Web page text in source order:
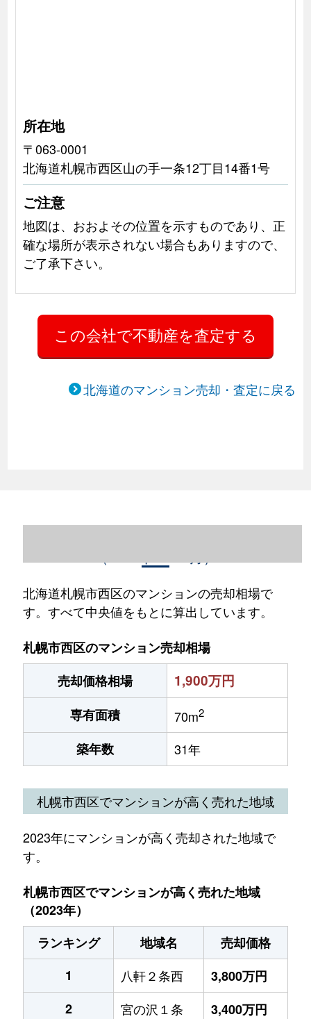
所在地
〒063-0001
北海道札幌市西区山の手一条12丁目14番1号
ご注意
地図は、おおよその位置を示すものであり、正
確な場所が表示されない場合もありますので、
ご了承下さい。
北海道のマンション売却・査定に戻る
北海道札幌市西区のマンションの売却相場で
す。すべて中央値をもとに算出しています。
札幌市西区のマンション売却相場
売却価格相場
1,900万円
専有面積 70m2
築年数 31年
札幌市西区でマンションが高く売れた地域
2023年にマンションが高く売却された地域で
す。
札幌市西区でマンションが高く売れた地域
（2023年）
ランキング
地域名
売却価格
1
八軒２条西
3,800万円
2
宮の沢１条
3,400万円